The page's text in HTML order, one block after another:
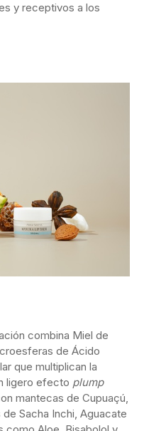
y receptivos a los
combina Miel de
de Ácido
que multiplican la
ligero efecto plump
mantecas de Cupuaçú,
Sacha Inchi, Aguacate